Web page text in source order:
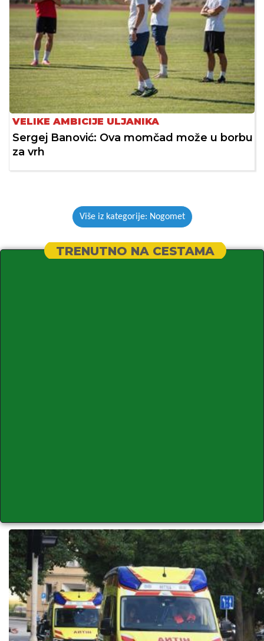
VELIKE AMBICIJE ULJANIKA
Sergej Banović: Ova momčad može u borbu
za vrh
Više iz kategorije: Nogomet
TRENUTNO NA CESTAMA